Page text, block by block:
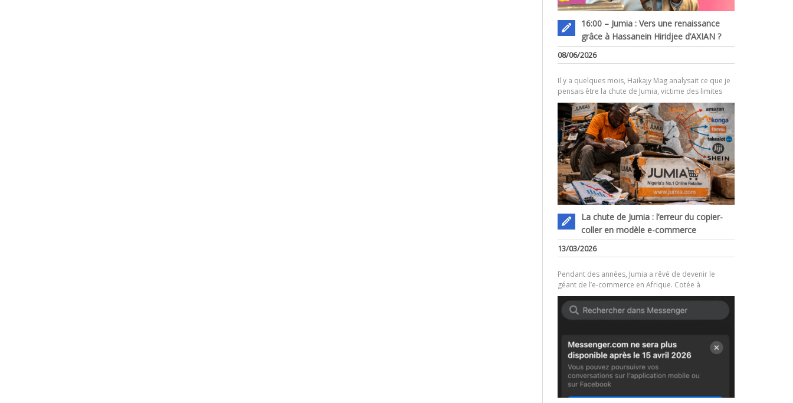
16:00 – Jumia : Vers une renaissance
grâce à Hassanein Hiridjee d’AXIAN ?
08/06/2026
Il y a quelques mois, Haikajy Mag analysait ce que je
pensais être la chute de Jumia, victime des limites
La chute de Jumia : l’erreur du copier-
coller en modèle e-commerce
13/03/2026
Pendant des années, Jumia a rêvé de devenir le
géant de l’e-commerce en Afrique. Cotée à